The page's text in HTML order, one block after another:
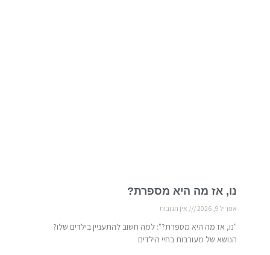
נו, אז מה היא מספרת?
אפריל 9, 2026 אין תגובות
"נו, אז מה היא מספרת?": למה חשוב להתעניין בילדים שלו?
הנושא של מעורבות בחיי הילדים